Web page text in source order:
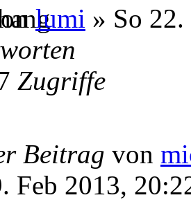
lumi » So
Zugriffe
Beitrag von
Feb 2013,